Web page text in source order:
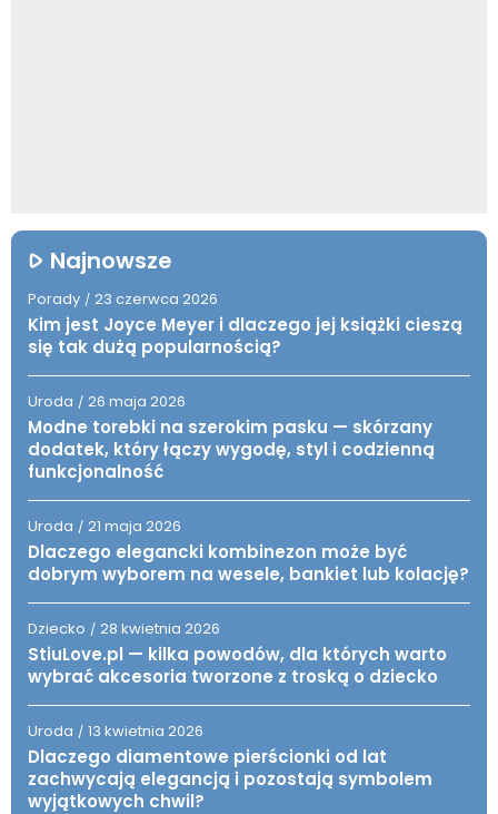
Najnowsze
Porady / 23 czerwca 2026
Kim jest Joyce Meyer i dlaczego jej książki cieszą
się tak dużą popularnością?
Uroda / 26 maja 2026
Modne torebki na szerokim pasku — skórzany
dodatek, który łączy wygodę, styl i codzienną
funkcjonalność
Uroda / 21 maja 2026
Dlaczego elegancki kombinezon może być
dobrym wyborem na wesele, bankiet lub kolację?
Dziecko / 28 kwietnia 2026
StiuLove.pl — kilka powodów, dla których warto
wybrać akcesoria tworzone z troską o dziecko
Uroda / 13 kwietnia 2026
Dlaczego diamentowe pierścionki od lat
zachwycają elegancją i pozostają symbolem
wyjątkowych chwil?